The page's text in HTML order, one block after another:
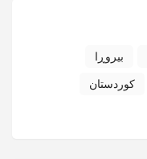
بیروڕا
کوردستان